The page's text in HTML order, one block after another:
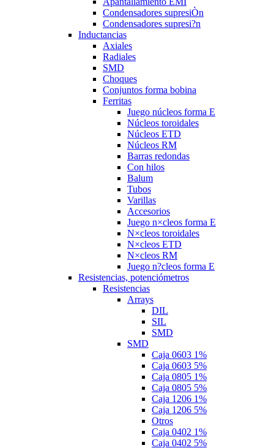
Condensadores supresiÒn
Condensadores supresi?n
Inductancias
Axiales
Radiales
SMD
Choques
Conjuntos forma bobina
Ferritas
Juego núcleos forma E
Núcleos toroidales
Núcleos ETD
Núcleos RM
Barras redondas
Con hilos
Balum
Tubos
Varillas
Accesorios
Juego n×cleos forma E
N×cleos toroidales
N×cleos ETD
N×cleos RM
Juego n?cleos forma E
Resistencias, potenciómetros
Resistencias
Arrays
DIL
SIL
SMD
SMD
Caja 0603 1%
Caja 0603 5%
Caja 0805 1%
Caja 0805 5%
Caja 1206 1%
Caja 1206 5%
Otros
Caja 0402 1%
Caja 0402 5%